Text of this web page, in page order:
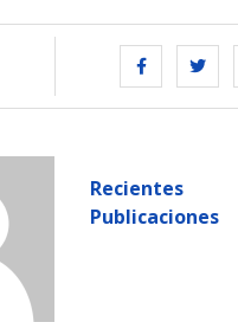
Recientes
Publicaciones